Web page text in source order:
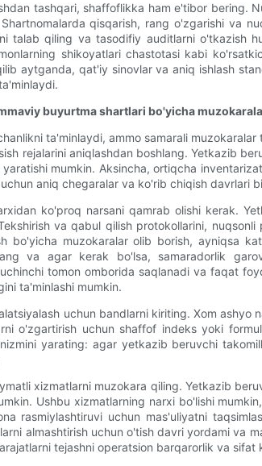
tashqari, shaffoflikka ham e'tibor bering.
qisqarish, rang o'zgarishi va
talab qiling va tasodifiy auditlarni o'tkazish
shikoyatlari chastotasi kabi
aytganda, qat'iy sinovlar va aniq ishlash
buyurtma shartlari bo'yicha
ta'minlaydi, ammo samarali
rejalarini aniqlashdan boshlang. Yetkazib
mumkin. Aksincha, ortiqcha
aniq chegaralar va ko'rib chiqish
ko'proq narsani qamrab olishi kerak.
va qabul qilish protokollarini,
bo'yicha muzokaralar olib borish, ayniqsa
va agar kerak bo'lsa, samaradorlik
tomon omborida saqlanadi va faqat
ta'minlashi mumkin.
uchun bandlarni kiriting. Xom
o'zgartirish uchun shaffof indeks yoki
yarating: agar yetkazib beruvchi
xizmatlarni muzokara qiling. Yetkazib
Ushbu xizmatlarning narxi bo'lishi
rasmiylashtiruvi uchun mas'uliyatni
almashtirish uchun o'tish davri yordami va
tejashni operatsion barqarorlik va